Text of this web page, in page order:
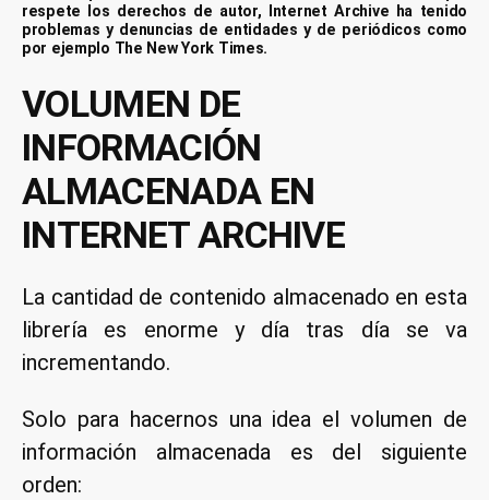
respete los derechos de autor, Internet Archive ha tenido
problemas y denuncias de entidades y de periódicos como
por ejemplo The New York Times.
VOLUMEN DE
INFORMACIÓN
ALMACENADA EN
INTERNET ARCHIVE
La cantidad de contenido almacenado en esta
librería es enorme y día tras día se va
incrementando.
Solo para hacernos una idea el volumen de
información almacenada es del siguiente
orden: